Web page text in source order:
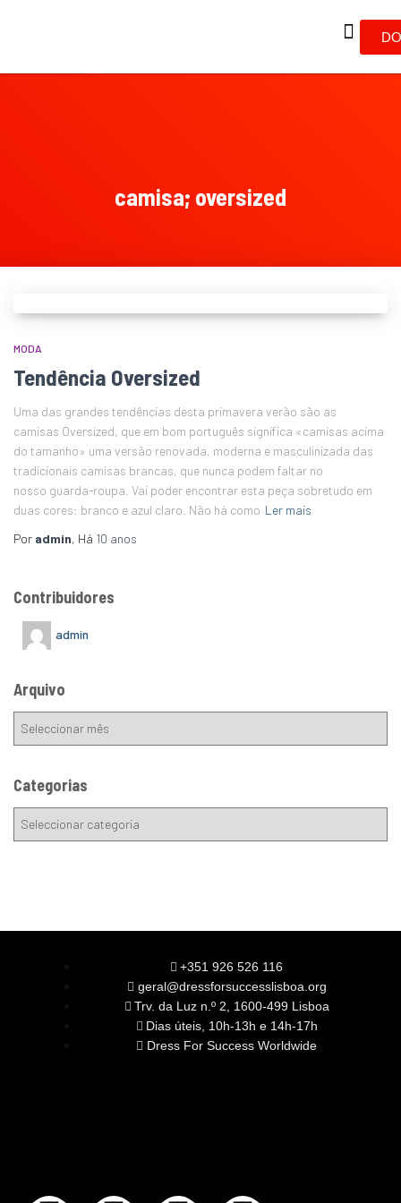
camisa; oversized
MODA
Tendência Oversized
Uma das grandes tendências desta primavera verão são as
camisas Oversized, que em bom português significa «camisas acima
do tamanho» uma versão renovada, moderna e masculinizada das
tradicionais camisas brancas, que nunca podem faltar no
nosso guarda-roupa. Vai poder encontrar esta peça sobretudo em
duas cores: branco e azul claro. Não há como Ler mais
Por admin, Há 10 anos
Contribuidores
admin
Arquivo
Categorias
+351 926 526 116
geral@dressforsuccesslisboa.org
Trv. da Luz n.º 2, 1600-499 Lisboa
Dias úteis, 10h-13h e 14h-17h
Dress For Success Worldwide